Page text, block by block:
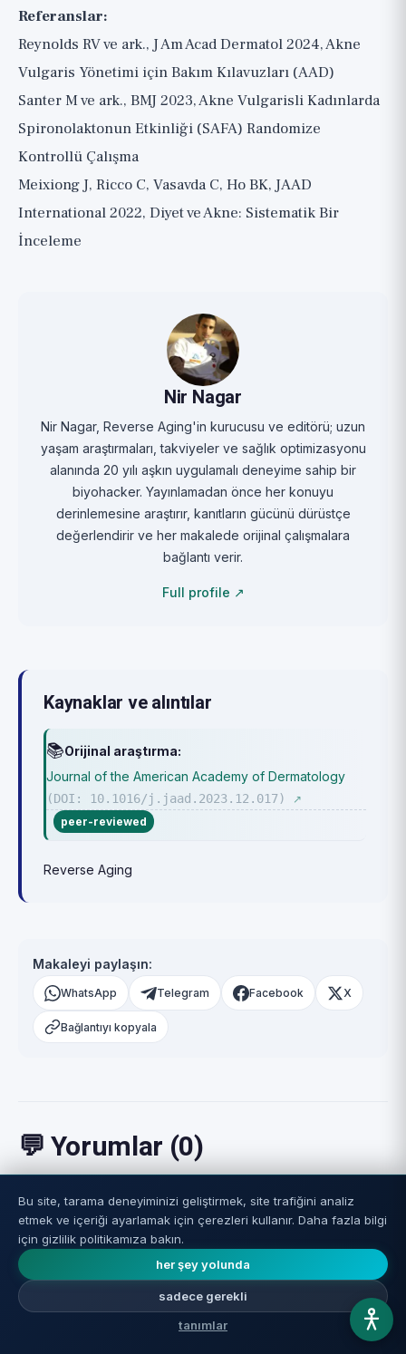
Referanslar:
Reynolds RV ve ark., J Am Acad Dermatol 2024, Akne
Vulgaris Yönetimi için Bakım Kılavuzları (AAD)
Santer M ve ark., BMJ 2023, Akne Vulgarisli Kadınlarda
Spironolaktonun Etkinliği (SAFA) Randomize
Kontrollü Çalışma
Meixiong J, Ricco C, Vasavda C, Ho BK, JAAD
International 2022, Diyet ve Akne: Sistematik Bir
İnceleme
Nir Nagar
Nir Nagar, Reverse Aging'in kurucusu ve editörü; uzun
yaşam araştırmaları, takviyeler ve sağlık optimizasyonu
alanında 20 yılı aşkın uygulamalı deneyime sahip bir
biyohacker. Yayınlamadan önce her konuyu
derinlemesine araştırır, kanıtların gücünü dürüstçe
değerlendirir ve her makalede orijinal çalışmalara
bağlantı verir.
Full profile ↗
Kaynaklar ve alıntılar
📚Orijinal araştırma:
Journal of the American Academy of Dermatology
(DOI: 10.1016/j.jaad.2023.12.017)
↗
peer-reviewed
Reverse Aging
Makaleyi paylaşın:
WhatsApp Telegram Facebook X
Bağlantıyı kopyala
💬 Yorumlar (0)
Yanıt vermek için hesap gereklidir. Yanıtınızı yazın ve yayınla
Bu site, tarama deneyiminizi geliştirmek, site trafiğini analiz
etmek ve içeriği ayarlamak için çerezleri kullanır. Daha fazla bilgi
için gizlilik politikamıza bakın.
her şey yolunda
sadece gerekli
tanımlar